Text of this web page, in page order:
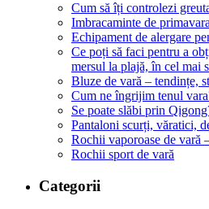
Cum să îți controlezi
Imbracaminte de
Echipament de alergare
Ce poți să faci pentru a
mersul la plajă, în cel mai
Bluze de vară – tendințe,
Cum ne îngrijim tenul
Se poate slăbi prin
Pantaloni scurți, văratici,
Rochii vaporoase de vară
Rochii sport de vară
Categorii